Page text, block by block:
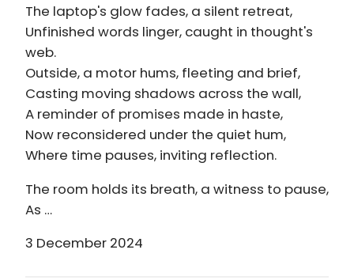
The laptop's glow fades, a silent retreat,
Unfinished words linger, caught in thought's
web.
Outside, a motor hums, fleeting and brief,
Casting moving shadows across the wall,
A reminder of promises made in haste,
Now reconsidered under the quiet hum,
Where time pauses, inviting reflection.
The room holds its breath, a witness to pause,
As …
3 December 2024